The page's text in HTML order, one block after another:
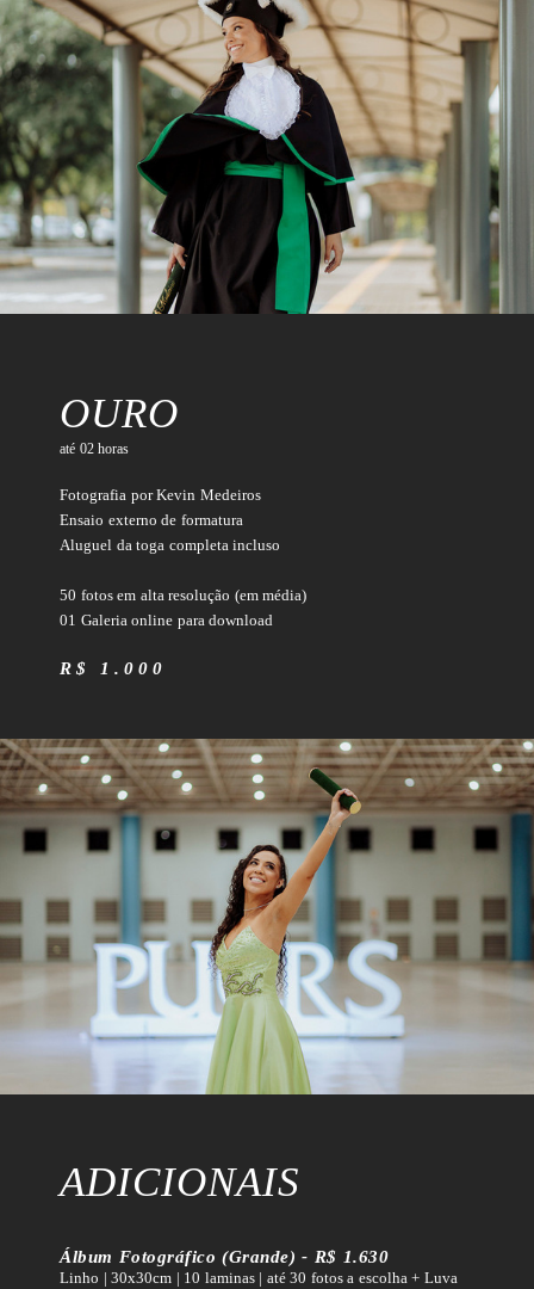
OURO
até 02 horas
Fotografia por Kevin Medeiros
Ensaio externo de formatura
Aluguel da toga completa incluso
50 fotos em alta resolução (em média)
01 Galeria online para download
R$ 1.000
ADICIONAIS
Álbum Fotográfico (Grande) - R$ 1.630
Linho | 30x30cm | 10 laminas | até 30 fotos a escolha + Luva